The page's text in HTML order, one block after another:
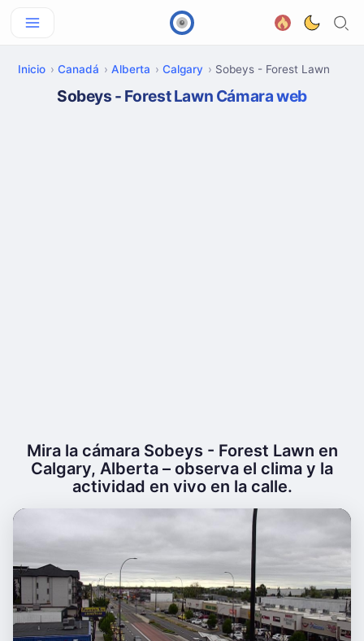
Inicio Canadá Alberta Calgary Sobeys - Forest Lawn
Sobeys - Forest Lawn Cámara web
Mira la cámara Sobeys - Forest Lawn en
Calgary, Alberta – observa el clima y la
actividad en vivo en la calle.